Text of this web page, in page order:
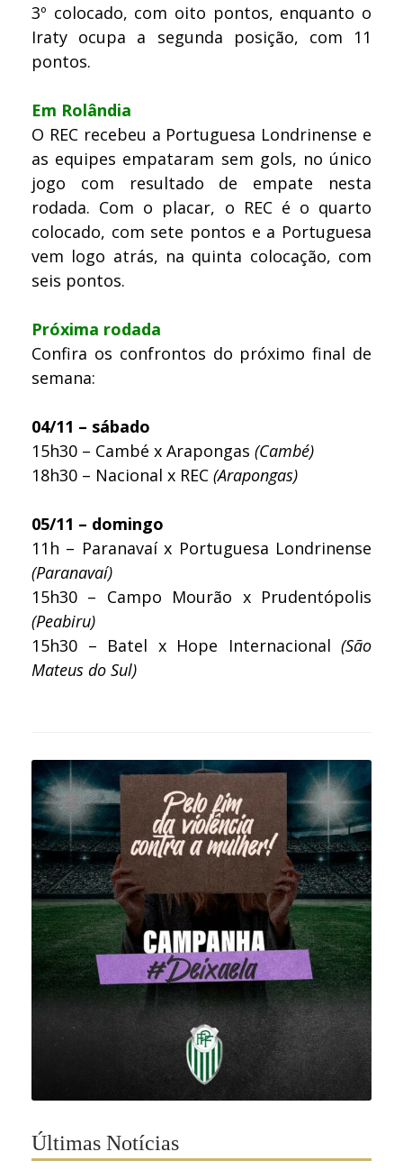
3º colocado, com oito pontos, enquanto o
Iraty ocupa a segunda posição, com 11
pontos.
Em Rolândia
O REC recebeu a Portuguesa Londrinense e
as equipes empataram sem gols, no único
jogo com resultado de empate nesta
rodada. Com o placar, o REC é o quarto
colocado, com sete pontos e a Portuguesa
vem logo atrás, na quinta colocação, com
seis pontos.
Próxima rodada
Confira os confrontos do próximo final de
semana:
04/11 – sábado
15h30 – Cambé x Arapongas (Cambé)
18h30 – Nacional x REC (Arapongas)
05/11 – domingo
11h – Paranavaí x Portuguesa Londrinense
(Paranavaí)
15h30 – Campo Mourão x Prudentópolis
(Peabiru)
15h30 – Batel x Hope Internacional (São
Mateus do Sul)
Últimas Notícias